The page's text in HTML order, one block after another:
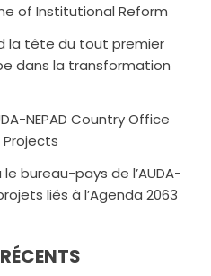
of Institutional Reform
la tête du tout premier
dans la transformation
NEPAD Country Office
bureau-pays de l’AUDA-
liés à l’Agenda 2063